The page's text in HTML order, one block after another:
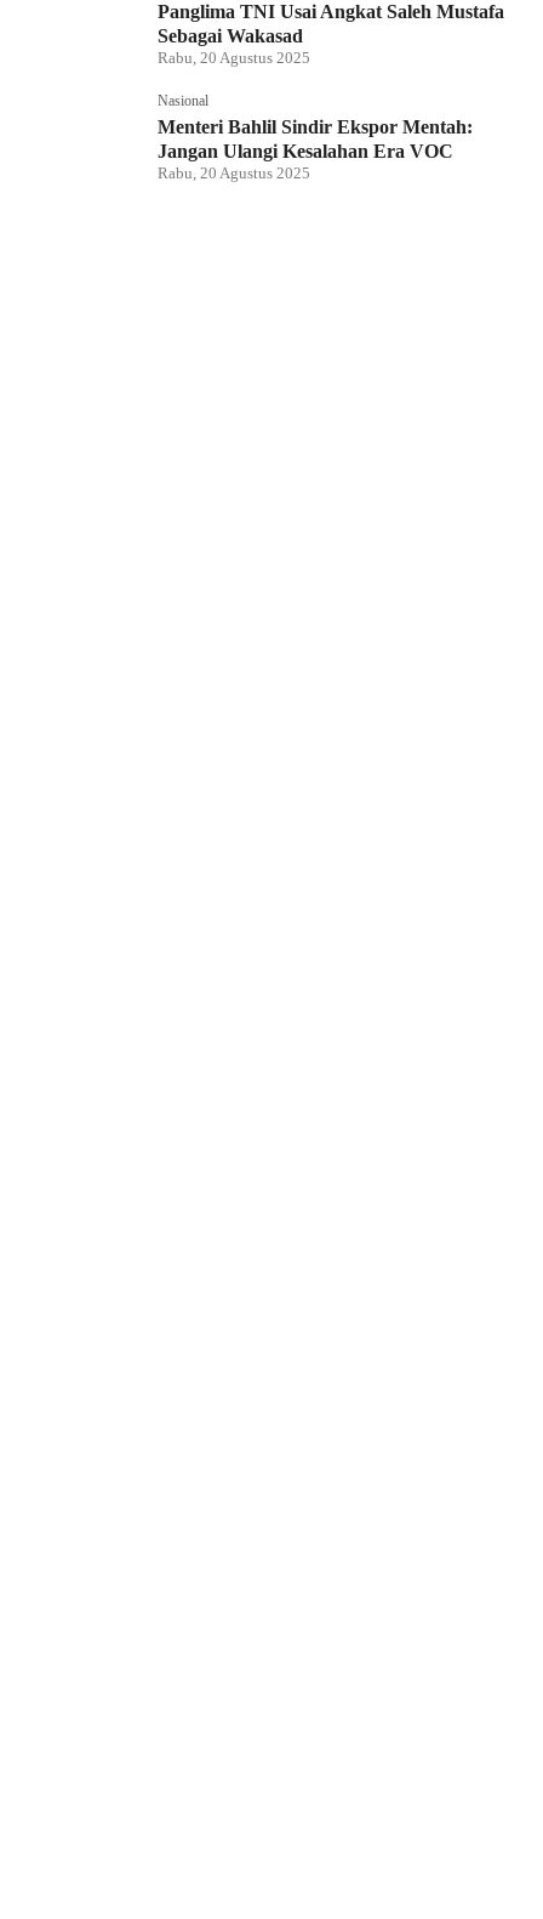
Panglima TNI Usai Angkat Saleh Mustafa
Sebagai Wakasad
Rabu, 20 Agustus 2025
Nasional
Menteri Bahlil Sindir Ekspor Mentah:
Jangan Ulangi Kesalahan Era VOC
Rabu, 20 Agustus 2025